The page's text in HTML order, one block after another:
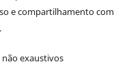
e compartilhamento com
não exaustivos